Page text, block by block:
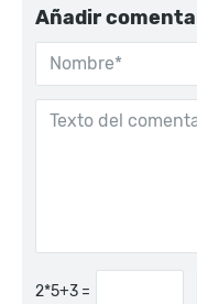
Añadir
=